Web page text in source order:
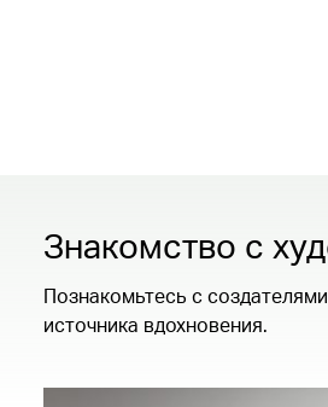
Знакомство с
Познакомьтесь с
источника вдохновения.